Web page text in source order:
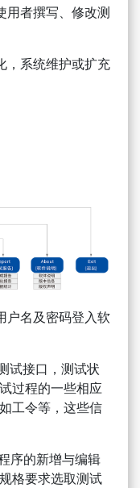
用者撰写、修改测
，系统维护或扩充
名及密码登入软
试接口，测试状
过程的一些相应
工令等，这些信
序的新增与编辑
格要求选取测试